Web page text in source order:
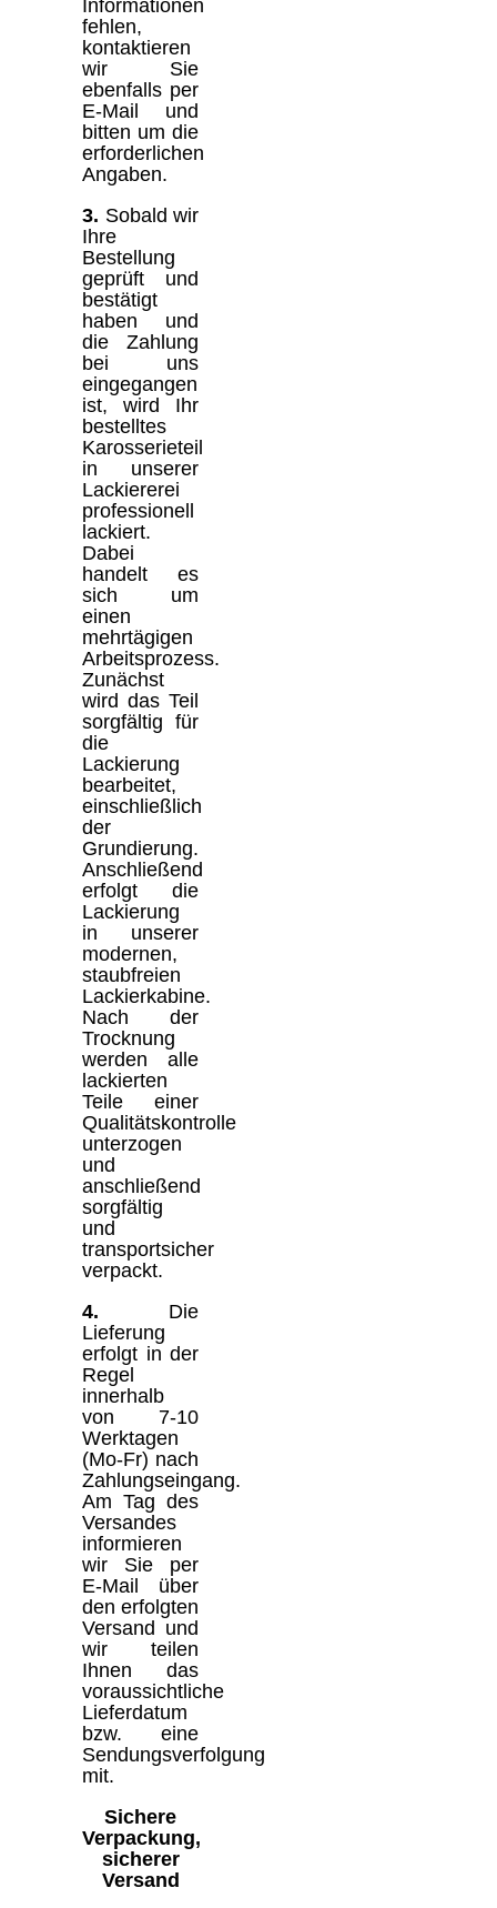
Informationen
fehlen,
kontaktieren
wir Sie
ebenfalls per
E-Mail und
bitten um die
erforderlichen
Angaben.
3. Sobald wir
Ihre
Bestellung
geprüft und
bestätigt
haben und
die Zahlung
bei uns
eingegangen
ist, wird Ihr
bestelltes
Karosserieteil
in unserer
Lackiererei
professionell
lackiert.
Dabei
handelt es
sich um
einen
mehrtägigen
Arbeitsprozess.
Zunächst
wird das Teil
sorgfältig für
die
Lackierung
bearbeitet,
einschließlich
der
Grundierung.
Anschließend
erfolgt die
Lackierung
in unserer
modernen,
staubfreien
Lackierkabine.
Nach der
Trocknung
werden alle
lackierten
Teile einer
Qualitätskontrolle
unterzogen
und
anschließend
sorgfältig
und
transportsicher
verpackt.
4. Die
Lieferung
erfolgt in der
Regel
innerhalb
von 7-10
Werktagen
(Mo-Fr) nach
Zahlungseingang.
Am Tag des
Versandes
informieren
wir Sie per
E-Mail über
den erfolgten
Versand und
wir teilen
Ihnen das
voraussichtliche
Lieferdatum
bzw. eine
Sendungsverfolgung
mit.
Sichere
Verpackung,
sicherer
Versand